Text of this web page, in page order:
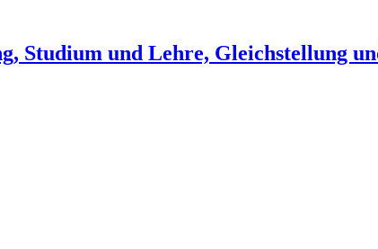
Studium und Lehre, Gleichstellung